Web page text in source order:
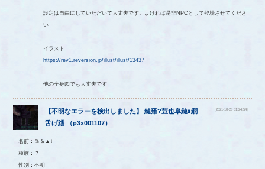
設定は自由にしていただいて大丈夫です。よければ是非NPCとして登場させてくださ
い
イラスト
https://rev1.reversion.jp/illust/illust/13437
他の全身図でも大丈夫です
【不明なエラーを検出しました】縺薙?荳也阜縺ｮ繝
舌げ繧 （p3x001107）
[2021-10-23 01:24:54]
名前：％＆▲↓
種族：？
性別：不明